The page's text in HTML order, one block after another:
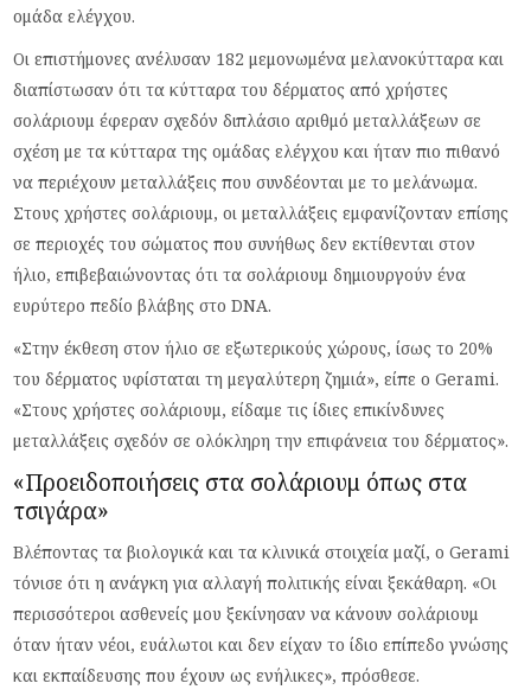
ομάδα ελέγχου.
Οι επιστήμονες ανέλυσαν 182 μεμονωμένα μελανοκύτταρα και
διαπίστωσαν ότι τα κύτταρα του δέρματος από χρήστες
σολάριουμ έφεραν σχεδόν διπλάσιο αριθμό μεταλλάξεων σε
σχέση με τα κύτταρα της ομάδας ελέγχου και ήταν πιο πιθανό
να περιέχουν μεταλλάξεις που συνδέονται με το μελάνωμα.
Στους χρήστες σολάριουμ, οι μεταλλάξεις εμφανίζονταν επίσης
σε περιοχές του σώματος που συνήθως δεν εκτίθενται στον
ήλιο, επιβεβαιώνοντας ότι τα σολάριουμ δημιουργούν ένα
ευρύτερο πεδίο βλάβης στο DNA.
«Στην έκθεση στον ήλιο σε εξωτερικούς χώρους, ίσως το 20%
του δέρματος υφίσταται τη μεγαλύτερη ζημιά», είπε ο Gerami.
«Στους χρήστες σολάριουμ, είδαμε τις ίδιες επικίνδυνες
μεταλλάξεις σχεδόν σε ολόκληρη την επιφάνεια του δέρματος».
«Προειδοποιήσεις στα σολάριουμ όπως στα
τσιγάρα»
Βλέποντας τα βιολογικά και τα κλινικά στοιχεία μαζί, ο Gerami
τόνισε ότι η ανάγκη για αλλαγή πολιτικής είναι ξεκάθαρη. «Οι
περισσότεροι ασθενείς μου ξεκίνησαν να κάνουν σολάριουμ
όταν ήταν νέοι, ευάλωτοι και δεν είχαν το ίδιο επίπεδο γνώσης
και εκπαίδευσης που έχουν ως ενήλικες», πρόσθεσε.